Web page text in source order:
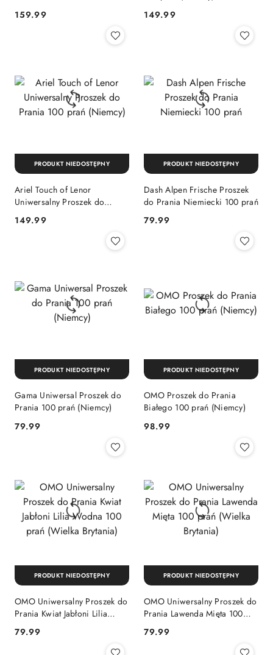
Cena:
159.99 Cena:
149.99
Ariel Touch of Lenor
Uniwersalny Proszek do
Cena:
149.99
PRODUKT NIEDOSTĘPNY
Dash Alpen Frische Proszek
do Prania Niemiecki 100 prań
Cena:
79.99
PRODUKT NIEDOSTĘPNY
Gama Uniwersal Proszek do
Prania 100 prań (Niemcy)
Cena:
79.99
PRODUKT NIEDOSTĘPNY
OMO Proszek do Prania
Białego 100 prań (Niemcy)
Cena:
98.99
PRODUKT NIEDOSTĘPNY
OMO Uniwersalny Proszek do
Prania Kwiat Jabłoni Lilia
Brytania)
Cena:
79.99
PRODUKT NIEDOSTĘPNY
OMO Uniwersalny Proszek do
Prania Lawenda Mięta 100
Cena:
79.99
PRODUKT NIEDOSTĘPNY